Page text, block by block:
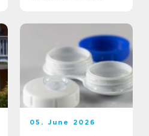
05. June 2026